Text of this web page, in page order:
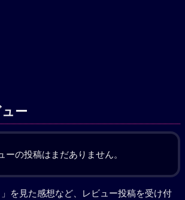
ー
ーの投稿はまだありません。
」を見た感想など、レビュー投稿を受け付